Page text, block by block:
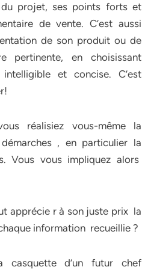
projet, ses points forts et
de vente. C’est aussi
de son produit ou de
pertinente, en choisissant
et concise. C’est
réalisiez vous-même la
, en particulier la
Vous vous impliquez alors
apprécie r à son juste prix la
information recueillie ?
casquette d’un futur chef